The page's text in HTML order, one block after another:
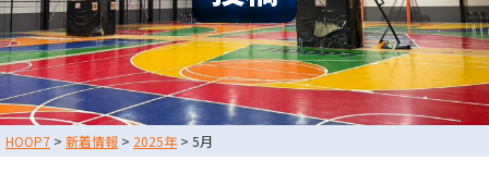
バスケ×BBQ
お知らせ
スタッフブログ
お問い合わせ
利用規約
運営会社情報
採用情報
HOOP7 > 新着情報 > 2025年> 5月